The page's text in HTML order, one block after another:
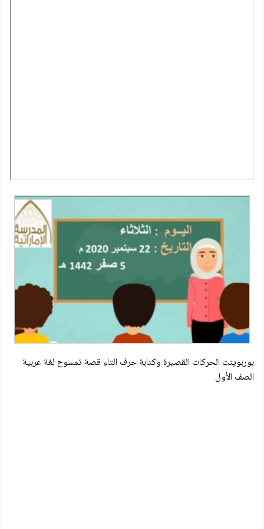
بوربوينت الحركات القصيرة وكتابة حرف التاء قصة تمسوح لغة عربية
الصف الأول